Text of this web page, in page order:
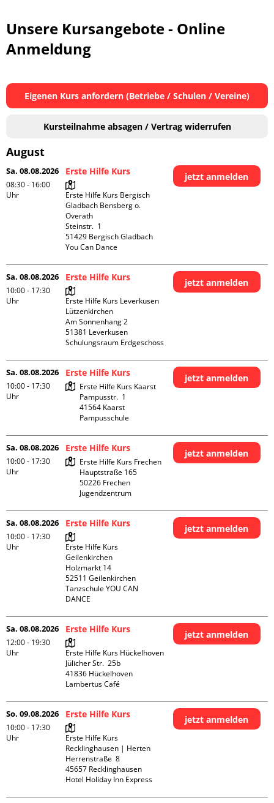
Unsere Kursangebote - Online
Anmeldung
Eigenen Kurs anfordern (Betriebe / Schulen / Vereine)
Kursteilnahme absagen / Vertrag widerrufen
August
Sa. 08.08.2026
08:30 - 16:00
Uhr
Erste Hilfe Kurs
Erste Hilfe Kurs Bergisch
Gladbach Bensberg o.
Overath
Steinstr.  1
51429 Bergisch Gladbach
You Can Dance
jetzt anmelden
Sa. 08.08.2026
10:00 - 17:30
Uhr
Erste Hilfe Kurs
Erste Hilfe Kurs Leverkusen
Lützenkirchen
Am Sonnenhang 2
51381 Leverkusen
Schulungsraum Erdgeschoss
jetzt anmelden
Sa. 08.08.2026
10:00 - 17:30
Uhr
Erste Hilfe Kurs
Erste Hilfe Kurs Kaarst
Pampusstr.  1
41564 Kaarst
Pampusschule
jetzt anmelden
Sa. 08.08.2026
10:00 - 17:30
Uhr
Erste Hilfe Kurs
Erste Hilfe Kurs Frechen
Hauptstraße 165
50226 Frechen
Jugendzentrum
jetzt anmelden
Sa. 08.08.2026
10:00 - 17:30
Uhr
Erste Hilfe Kurs
Erste Hilfe Kurs
Geilenkirchen
Holzmarkt 14
52511 Geilenkirchen
Tanzschule YOU CAN
DANCE
jetzt anmelden
Sa. 08.08.2026
12:00 - 19:30
Uhr
Erste Hilfe Kurs
Erste Hilfe Kurs Hückelhoven
Jülicher Str.  25b
41836 Hückelhoven
Lambertus Café
jetzt anmelden
So. 09.08.2026
10:00 - 17:30
Uhr
Erste Hilfe Kurs
Erste Hilfe Kurs
Recklinghausen | Herten
Herrenstraße  8
45657 Recklinghausen
Hotel Holiday Inn Express
jetzt anmelden